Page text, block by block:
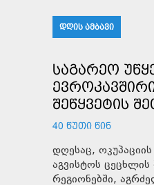
ᲓᲦᲘᲡ ᲐᲛᲑᲐᲕᲘ
ᲡᲐᲒᲐᲠᲔᲝ
ᲨᲔᲬᲧᲕᲔᲢᲘᲡ
40 ᲬᲣᲗᲘ ᲬᲘᲜ
დღესაც,
აგვისტოს
რეგიონებში,